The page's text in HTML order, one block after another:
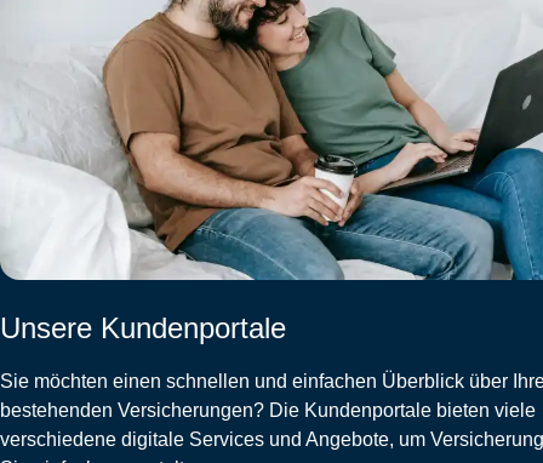
Unsere Kundenportale
Sie möchten einen schnellen und einfachen Überblick über
bestehenden Versicherungen? Die Kundenportale bieten viele
verschiedene digitale Services und Angebote, um